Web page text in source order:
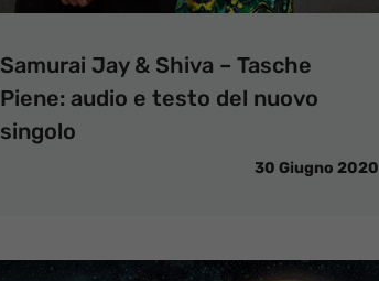
Samurai Jay & Shiva – Tasche
Piene: audio e testo del nuovo
singolo
30 Giugno 2020